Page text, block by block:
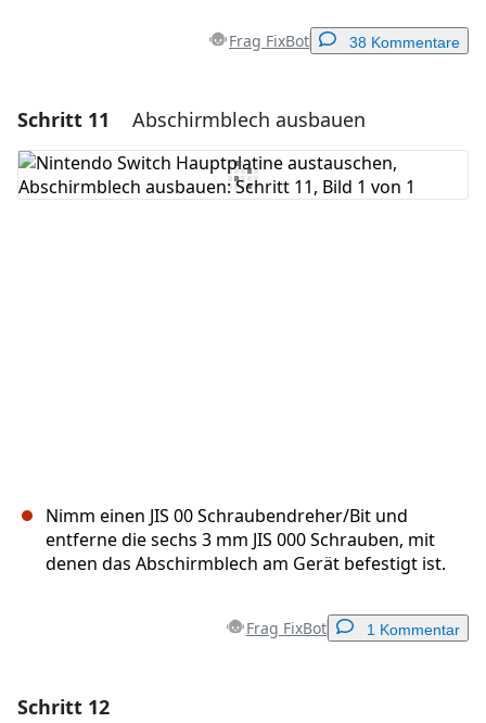
Frag FixBot 38 Kommentare
Einen Kommentar hinzufügen
Kommentar hinzufügen
Schritt 11 Abschirmblech ausbauen
Nimm einen JIS 00 Schraubendreher/Bit und
entferne die sechs 3 mm JIS 000 Schrauben, mit
denen das Abschirmblech am Gerät befestigt ist.
Frag FixBot 1 Kommentar
Schritt 12